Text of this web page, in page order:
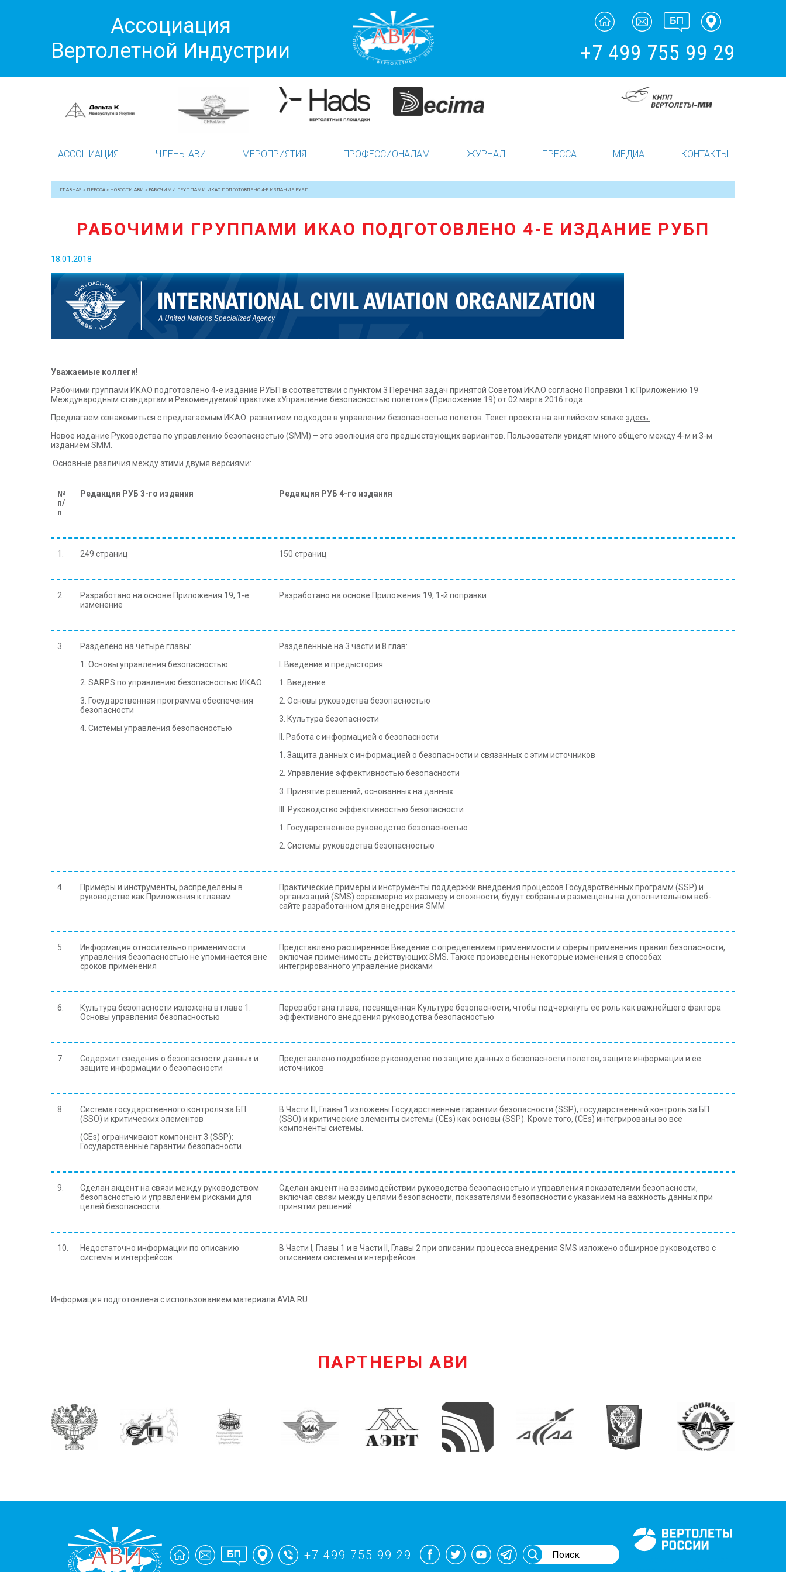
Ассоциация
Вертолетной Индустрии
+7 499 755 99 29
АССОЦИАЦИЯ ЧЛЕНЫ АВИ МЕРОПРИЯТИЯ ПРОФЕССИОНАЛАМ ЖУРНАЛ ПРЕССА МЕДИА КОНТАКТЫ
ГЛАВНАЯ » ПРЕССА » НОВОСТИ АВИ » РАБОЧИМИ ГРУППАМИ ИКАО ПОДГОТОВЛЕНО 4-Е ИЗДАНИЕ РУБП
РАБОЧИМИ ГРУППАМИ ИКАО ПОДГОТОВЛЕНО 4-Е ИЗДАНИЕ РУБП
18.01.2018
Уважаемые коллеги!
Рабочими группами ИКАО подготовлено 4-е издание РУБП в соответствии с пунктом 3 Перечня задач принятой Советом ИКАО согласно Поправки 1 к Приложению 19
Международным стандартам и Рекомендуемой практике «Управление безопасностью полетов» (Приложение 19) от 02 марта 2016 года.
Предлагаем ознакомиться с предлагаемым ИКАО развитием подходов в управлении безопасностью полетов. Текст проекта на английском языке здесь.
Новое издание Руководства по управлению безопасностью (SMM) – это эволюция его предшествующих вариантов. Пользователи увидят много общего между 4-м и 3-м
изданием SMM.
Основные различия между этими двумя версиями:
№
п/
п
Редакция РУБ 3-го издания Редакция РУБ 4-го издания
1. 249 страниц 150 страниц
2.
Разработано на основе Приложения 19, 1-е
изменение
Разработано на основе Приложения 19, 1-й поправки
3.
Разделено на четыре главы:
1. Основы управления безопасностью
2. SARPS по управлению безопасностью ИКАО
3. Государственная программа обеспечения
безопасности
4. Системы управления безопасностью
Разделенные на 3 части и 8 глав:
I. Введение и предыстория
1. Введение
2. Основы руководства безопасностью
3. Культура безопасности
II. Работа с информацией о безопасности
1. Защита данных с информацией о безопасности и связанных с этим источников
2. Управление эффективностью безопасности
3. Принятие решений, основанных на данных
III. Руководство эффективностью безопасности
1. Государственное руководство безопасностью
2. Системы руководства безопасностью
4.
Примеры и инструменты, распределены в
руководстве как Приложения к главам
Практические примеры и инструменты поддержки внедрения процессов Государственных программ (SSP) и
организаций (SMS) соразмерно их размеру и сложности, будут собраны и размещены на дополнительном веб-
сайте разработанном для внедрения SMМ
5.
Информация относительно применимости
управления безопасностью не упоминается вне
сроков применения
Представлено расширенное Введение с определением применимости и сферы применения правил безопасности,
включая применимость действующих SMS. Также произведены некоторые изменения в способах
интегрированного управление рисками
6.
Культура безопасности изложена в главе 1.
Основы управления безопасностью
Переработана глава, посвященная Культуре безопасности, чтобы подчеркнуть ее роль как важнейшего фактора
эффективного внедрения руководства безопасностью
7.
Содержит сведения о безопасности данных и
защите информации о безопасности
Представлено подробное руководство по защите данных о безопасности полетов, защите информации и ее
источников
8.
Система государственного контроля за БП
(SSO) и критических элементов
(CEs) ограничивают компонент 3 (SSP):
Государственные гарантии безопасности.
В Части III, Главы 1 изложены Государственные гарантии безопасности (SSP), государственный контроль за БП
(SSO) и критические элементы системы (CEs) как основы (SSP). Кроме того, (CEs) интегрированы во все
компоненты системы.
9.
Сделан акцент на связи между руководством
безопасностью и управлением рисками для
целей безопасности.
Сделан акцент на взаимодействии руководства безопасностью и управления показателями безопасности,
включая связи между целями безопасности, показателями безопасности с указанием на важность данных при
принятии решений.
10.
Недостаточно информации по описанию
системы и интерфейсов.
В Части I, Главы 1 и в Части II, Главы 2 при описании процесса внедрения SMS изложено обширное руководство с
описанием системы и интерфейсов.
Информация подготовлена с использованием материала AVIA.RU
ПАРТНЕРЫ АВИ
+7 499 755 99 29